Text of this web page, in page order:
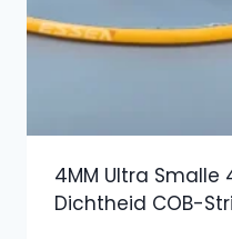
4MM Ultra Smalle
Dichtheid COB-